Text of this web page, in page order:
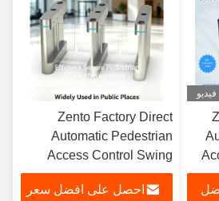
فيديو
Zento Factory Direct
Automatic Pedestrian
Access Control Swing
Gate Turnstile with IR
Sensor Anti-tailgating
احصل على افضل سعر